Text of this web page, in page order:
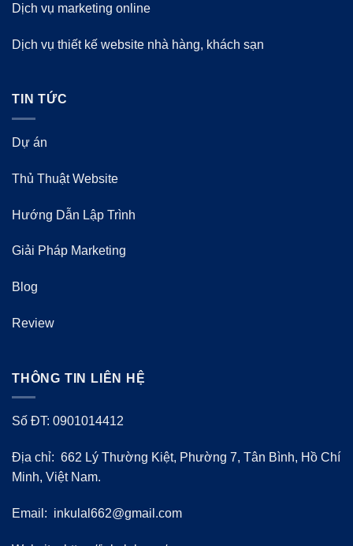
Dịch vụ marketing online
Dịch vụ thiết kế website nhà hàng, khách sạn
TIN TỨC
Dự án
Thủ Thuật Website
Hướng Dẫn Lập Trình
Giải Pháp Marketing
Blog
Review
THÔNG TIN LIÊN HỆ
Số ĐT: 0901014412
Địa chỉ: 662 Lý Thường Kiệt, Phường 7, Tân Bình, Hồ Chí
Minh, Việt Nam.
Email: inkulal662@gmail.com